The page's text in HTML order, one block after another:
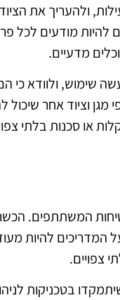
ולהעריך את
מודעים לכל
מדעיים.
שימוש, ולוודא כי
וציוד אחר שיכול
או סכנות בלתי
המשתתפים.
המדריכים להיות
צפויים.
בטכניקות